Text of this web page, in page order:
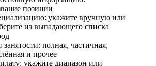
позиции
укажите вручную или
из выпадающего списка
занятости: полная, частичная,
и прочее
укажите диапазон или